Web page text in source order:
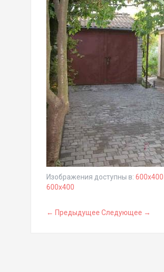
Изображения доступны в: 600x400
600x400
← Предыдущее Следующее →